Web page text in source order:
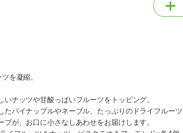
を凝縮。
ナッツや甘酸っぱいフルーツをトッピング。
たパイナップルやネーブル、たっぷりのドライフルーツ
が、お口に小さなしあわせをお届けします。